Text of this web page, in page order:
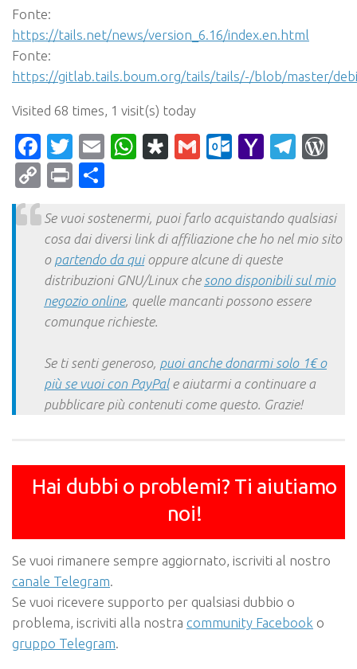
Fonte:
https://tails.net/news/version_6.16/index.en.html
Fonte:
https://gitlab.tails.boum.org/tails/tails/-/blob/master/
Visited 68 times, 1 visit(s) today
Facebook
Twitter
EmailWhatsApp
Diaspora
Gmail Yahoo
CopyPrint
Se vuoi sostenermi, puoi farlo acquistando qualsiasi
cosa dai diversi link di affiliazione che ho nel mio sito
o partendo da quioppure alcune di queste
distribuzioni GNU/Linux che sono disponibili sul mio
negozio online, quelle mancanti possono essere
comunque richieste.
Se ti senti generoso, puoi anche donarmi solo 1€ o
più se vuoi con PayPale aiutarmi a continuare a
pubblicare più contenuti come questo. Grazie!
Hai dubbi o problemi? Ti aiutiamo
noi!
Se vuoi rimanere sempre aggiornato, iscriviti al nostro
canale Telegram.
Se vuoi ricevere supporto per qualsiasi dubbio o
problema, iscriviti alla nostra community Facebook o
gruppo Telegram.